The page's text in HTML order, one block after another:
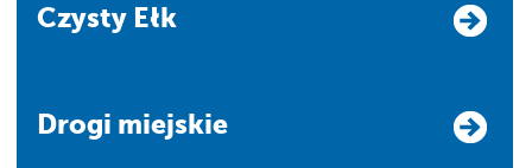
Czysty Ełk
Drogi miejskie